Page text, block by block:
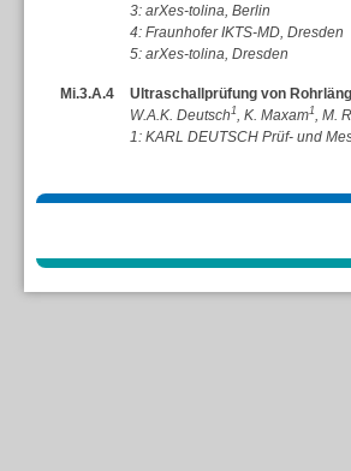
3: arXes-tolina, Berlin
4: Fraunhofer IKTS-MD, Dresden
5: arXes-tolina, Dresden
Mi.3.A.4
Ultraschallprüfung von
W.A.K. Deutsch1 , K. Maxam1 , M.
1: KARL DEUTSCH Prüf- und